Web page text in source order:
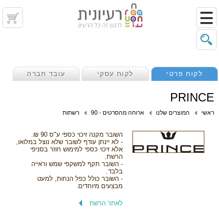
לקוח פרטי לקוח עסקי עובד חברה
PRINCE
ראשי המוצרים שלנו ארוחה מהסרטים - 90 רשתות
השובר מקנה זיכוי כספי ע"ס 90 ₪.
- לא יינתן עודף לשובר שלא נוצל במלואו,
אלא זיכוי כספי למימוש חוזר בסניפי
הרשת.
- השובר תקף למשקפי שמש וראייה
בלבד.
- השובר כולל כפל הנחות, למעט
מבצעים מיוחדים.
לאתר הרשת